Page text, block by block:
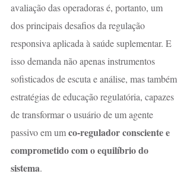
avaliação das operadoras é, portanto, um
dos principais desafios da regulação
responsiva aplicada à saúde suplementar. E
isso demanda não apenas instrumentos
sofisticados de escuta e análise, mas também
estratégias de educação regulatória, capazes
de transformar o usuário de um agente
passivo em um co-regulador consciente e
comprometido com o equilíbrio do
sistema.